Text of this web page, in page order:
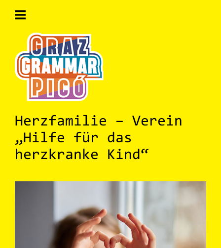
Home
Herzfamilie – Verein
„Hilfe für das
herzkranke Kind“